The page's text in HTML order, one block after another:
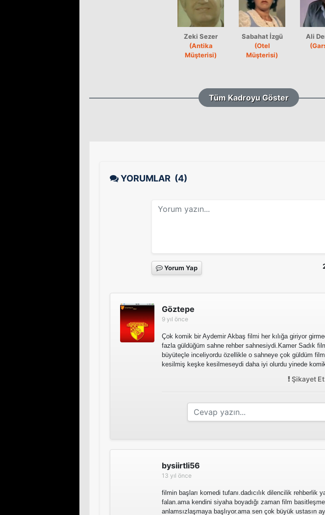
Zeki Sezer
(Antika
Müşterisi)
Sabahat İzgü
(Otel
Müşterisi)
Ali
Tüm Kadroyu Göster
YORUMLAR (4)
Yorum Yap
Göztepe
9 yıl önce
Çok komik bir Aydemir Akbaş filmi her kılığa giriyor
fazla güldüğüm sahne rehber sahnesiydi.Kamer Sadık
büyüteçle inceliyordu özellikle o sahneye çok güldüm
kesilmiş keşke kesilmeseydi daha iyi olurdu yinede
Şikayet Et
bysiirtli56
13 yıl önce
filmin başları komedi tufanı.dadıcılık dilencilik rehberlik
falan.ama kendini siyaha boyadığı zaman film
anlamsızlaşmaya başlıyor.ama sen çok büyük ustasın